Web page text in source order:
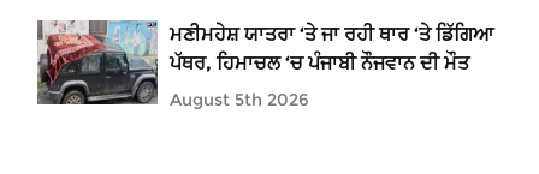
ਮਣੀਮਹੇਸ਼ ਯਾਤਰਾ ‘ਤੇ ਜਾ ਰਹੀ ਥਾਰ ‘ਤੇ ਡਿੱਗਿਆ
ਪੱਥਰ, ਹਿਮਾਚਲ ‘ਚ ਪੰਜਾਬੀ ਨੌਜਵਾਨ ਦੀ ਮੌਤ
August 5th 2026